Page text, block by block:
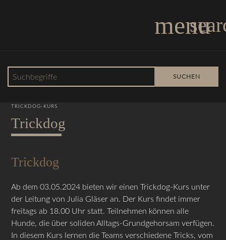
menu
Suchbegriffe SUCHEN
TRICKDOG-KURS
Trickdog
Trickdog
Ab dem 03.05.2024 bieten wir einen Trickdog-Kurs unter
der Leitung von Julia Gläser an. Der Kurs findet immer
freitags ab 18.00 Uhr statt. Teilnehmen können alle
Hunde, die über soliden Alltags-Grundgehorsam verfügen.
In diesem Kurs lernen die Teams verschiedene Tricks, vom